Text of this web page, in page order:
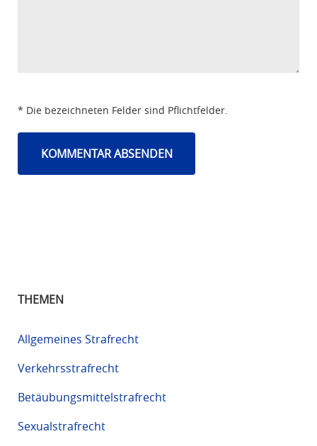
* Die bezeichneten Felder sind Pflichtfelder.
THEMEN
Allgemeines Strafrecht
Verkehrsstrafrecht
Betäubungsmittelstrafrecht
Sexualstrafrecht